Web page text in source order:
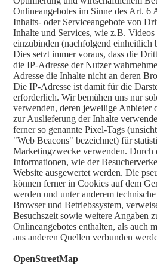
Onlineangebotes im Sinne des Art.
Inhalts- oder Serviceangebote von
Inhalte und Services, wie z.B. Videos
einzubinden (nachfolgend einheitlich
Dies setzt immer voraus, dass die
die IP-Adresse der Nutzer
Adresse die Inhalte nicht an deren
Die IP-Adresse ist damit für die
erforderlich. Wir bemühen uns nur
verwenden, deren jeweilige Anbieter
zur Auslieferung der Inhalte
ferner so genannte Pixel-Tags
"Web Beacons" bezeichnet) für
Marketingzwecke verwenden.
Informationen, wie der
Website ausgewertet werden. Die
können ferner in Cookies auf dem
werden und unter anderem
Browser und Betriebssystem,
Besuchszeit sowie weitere Angaben
Onlineangebotes enthalten, als auch
aus anderen Quellen verbunden
OpenStreetMap